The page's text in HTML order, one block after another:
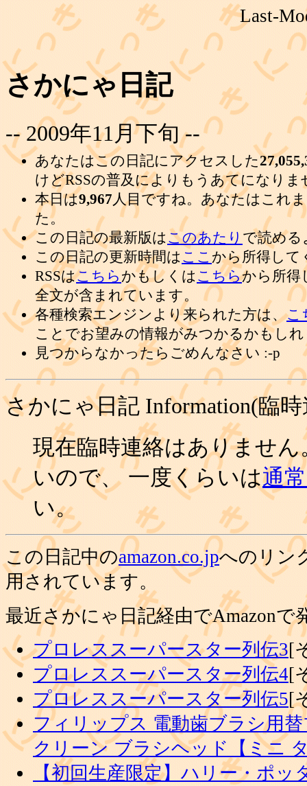
Last-
さかにゃ日記
-- 2009年11月下旬 --
あなたはこの日記にアクセスした
けどRSSの普及によりもうあてになりま
本日は9,967人目ですね。あなたはこれ
た。
この日記の最新版はこのあたり で読める
この日記の更新時間はここ から所得して
RSSはこちら かもしくはこちらから所得
全文が含まれています。
各種検索エンジンより来られた方は、こ
ことでお望みの情報がみつかるかもし
見つからなかったらごめんなさい :-p
さかにゃ日記 Information(臨
現在臨時連絡はありませ
いので、 一度くらいは通
い。
この日記中のamazon.co.jpへのリン
用されています。
最近さかにゃ日記経由でAmazon
プロレススーパースター列伝3[
プロレススーパースター列伝4[
プロレススーパースター列伝5[
フィリップス 電動歯ブラシ用
クリーン ブラシヘッド【ミニ
【初回生産限定】ハリー・ポ